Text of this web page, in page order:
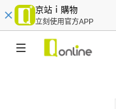
京站ｉ購物
立刻使用官方APP